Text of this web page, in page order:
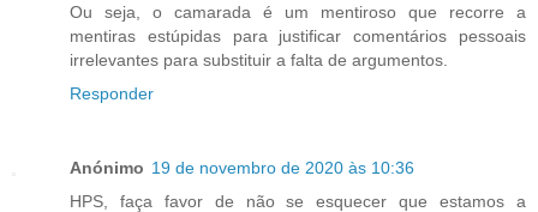
Ou seja, o camarada é um mentiroso que recorre a
mentiras estúpidas para justificar comentários pessoais
irrelevantes para substituir a falta de argumentos.
Responder
Anónimo 19 de novembro de 2020 às 10:36
HPS, faça favor de não se esquecer que estamos a